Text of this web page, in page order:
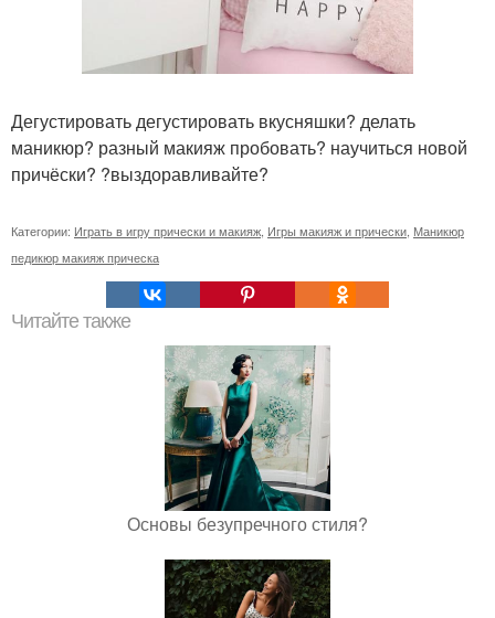
Дегустировать дегустировать вкусняшки? делать
маникюр? разный макияж пробовать? научиться новой
причёски? ?выздоравливайте?
Категории: Играть в игру прически и макияж Игры макияж и прически Маникюр
педикюр макияж прическа
Читайте также
Основы безупречного стиля?